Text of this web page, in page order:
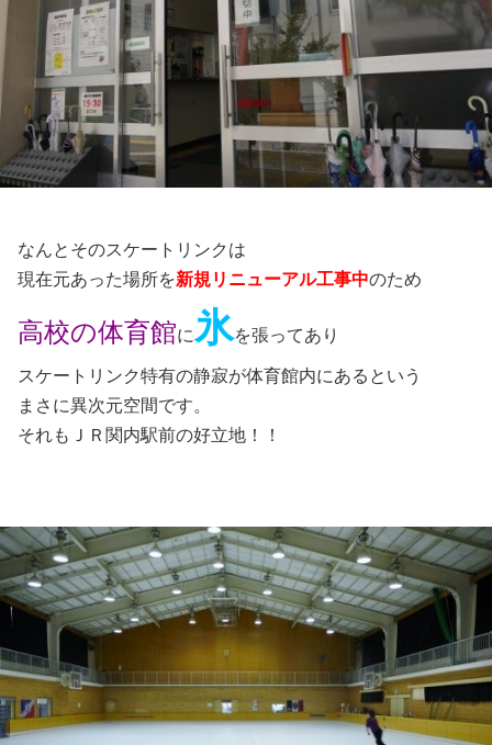
なんとそのスケートリンクは
現在元あった場所を新規リニューアル工事中のため
高校の体育館に氷を張ってあり
スケートリンク特有の静寂が体育館内にあるという
まさに異次元空間です。
それもＪＲ関内駅前の好立地！！